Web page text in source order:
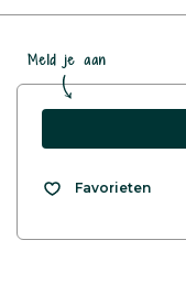
Meld je aan
Favorieten